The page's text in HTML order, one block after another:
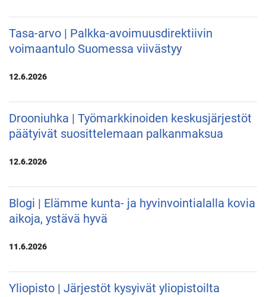
Tasa-arvo | Palkka-avoimuusdirektiivin
voimaantulo Suomessa viivästyy
12.6.2026
Drooniuhka | Työmarkkinoiden keskusjärjestöt
päätyivät suosittelemaan palkanmaksua
12.6.2026
Blogi | Elämme kunta- ja hyvinvointialalla kovia
aikoja, ystävä hyvä
11.6.2026
Yliopisto | Järjestöt kysyivät yliopistoilta